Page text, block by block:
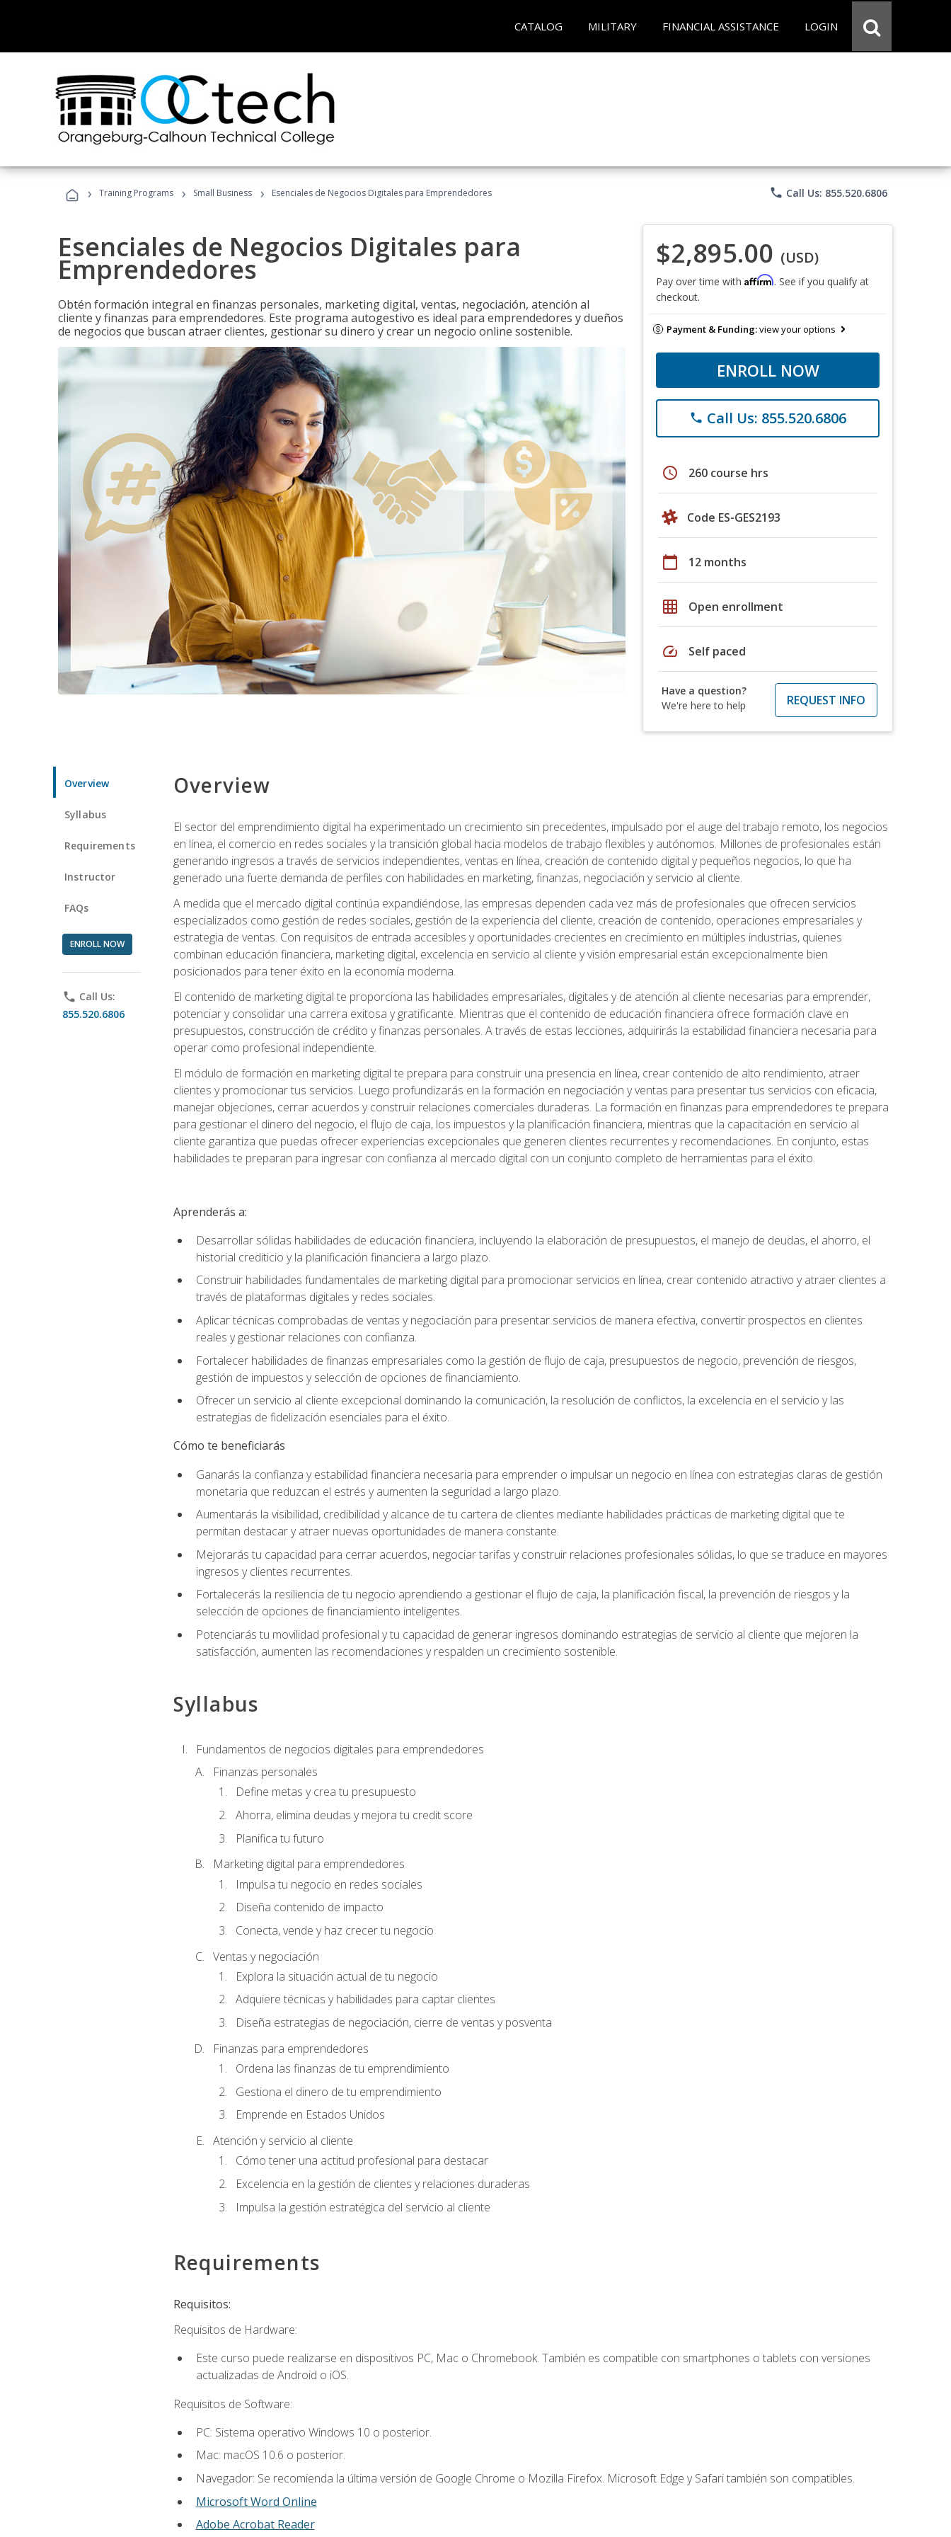
CATALOG MILITARY FINANCIAL ASSISTANCE LOGIN
› Training Programs › Small Business › Esenciales de Negocios Digitales para Emprendedores phone Call Us: 855.520.6806
Esenciales de Negocios Digitales para
Emprendedores
Obtén formación integral en finanzas personales, marketing digital, ventas, negociación, atención al
cliente y finanzas para emprendedores. Este programa autogestivo es ideal para emprendedores y dueños
de negocios que buscan atraer clientes, gestionar su dinero y crear un negocio online sostenible.
$2,895.00 (USD)
Pay over time with Affirm. See if you qualify at
checkout.
Payment & Funding:view your options
ENROLL NOW
phone Call Us: 855.520.6806
schedule 260 course hrs
Code ES-GES2193
calendar_today 12 months
grid_on Open enrollment
speed Self paced
Have a question?
We're here to help
REQUEST INFO
Overview
Syllabus
Requirements
Instructor
FAQs
ENROLL NOW
phone Call Us:
855.520.6806
Overview
El sector del emprendimiento digital ha experimentado un crecimiento sin precedentes, impulsado por el auge del trabajo remoto, los negocios
en línea, el comercio en redes sociales y la transición global hacia modelos de trabajo flexibles y autónomos. Millones de profesionales están
generando ingresos a través de servicios independientes, ventas en línea, creación de contenido digital y pequeños negocios, lo que ha
generado una fuerte demanda de perfiles con habilidades en marketing, finanzas, negociación y servicio al cliente.
A medida que el mercado digital continúa expandiéndose, las empresas dependen cada vez más de profesionales que ofrecen servicios
especializados como gestión de redes sociales, gestión de la experiencia del cliente, creación de contenido, operaciones empresariales y
estrategia de ventas. Con requisitos de entrada accesibles y oportunidades crecientes en crecimiento en múltiples industrias, quienes
combinan educación financiera, marketing digital, excelencia en servicio al cliente y visión empresarial están excepcionalmente bien
posicionados para tener éxito en la economía moderna.
El contenido de marketing digital te proporciona las habilidades empresariales, digitales y de atención al cliente necesarias para emprender,
potenciar y consolidar una carrera exitosa y gratificante. Mientras que el contenido de educación financiera ofrece formación clave en
presupuestos, construcción de crédito y finanzas personales. A través de estas lecciones, adquirirás la estabilidad financiera necesaria para
operar como profesional independiente.
El módulo de formación en marketing digital te prepara para construir una presencia en línea, crear contenido de alto rendimiento, atraer
clientes y promocionar tus servicios. Luego profundizarás en la formación en negociación y ventas para presentar tus servicios con eficacia,
manejar objeciones, cerrar acuerdos y construir relaciones comerciales duraderas. La formación en finanzas para emprendedores te prepara
para gestionar el dinero del negocio, el flujo de caja, los impuestos y la planificación financiera, mientras que la capacitación en servicio al
cliente garantiza que puedas ofrecer experiencias excepcionales que generen clientes recurrentes y recomendaciones. En conjunto, estas
habilidades te preparan para ingresar con confianza al mercado digital con un conjunto completo de herramientas para el éxito.
Aprenderás a:
Desarrollar sólidas habilidades de educación financiera, incluyendo la elaboración de presupuestos, el manejo de deudas, el ahorro, el
historial crediticio y la planificación financiera a largo plazo.
Construir habilidades fundamentales de marketing digital para promocionar servicios en línea, crear contenido atractivo y atraer clientes a
través de plataformas digitales y redes sociales.
Aplicar técnicas comprobadas de ventas y negociación para presentar servicios de manera efectiva, convertir prospectos en clientes
reales y gestionar relaciones con confianza.
Fortalecer habilidades de finanzas empresariales como la gestión de flujo de caja, presupuestos de negocio, prevención de riesgos,
gestión de impuestos y selección de opciones de financiamiento.
Ofrecer un servicio al cliente excepcional dominando la comunicación, la resolución de conflictos, la excelencia en el servicio y las
estrategias de fidelización esenciales para el éxito.
Cómo te beneficiarás
Ganarás la confianza y estabilidad financiera necesaria para emprender o impulsar un negocio en línea con estrategias claras de gestión
monetaria que reduzcan el estrés y aumenten la seguridad a largo plazo.
Aumentarás la visibilidad, credibilidad y alcance de tu cartera de clientes mediante habilidades prácticas de marketing digital que te
permitan destacar y atraer nuevas oportunidades de manera constante.
Mejorarás tu capacidad para cerrar acuerdos, negociar tarifas y construir relaciones profesionales sólidas, lo que se traduce en mayores
ingresos y clientes recurrentes.
Fortalecerás la resiliencia de tu negocio aprendiendo a gestionar el flujo de caja, la planificación fiscal, la prevención de riesgos y la
selección de opciones de financiamiento inteligentes.
Potenciarás tu movilidad profesional y tu capacidad de generar ingresos dominando estrategias de servicio al cliente que mejoren la
satisfacción, aumenten las recomendaciones y respalden un crecimiento sostenible.
Syllabus
Fundamentos de negocios digitales para emprendedores
Finanzas personales
Define metas y crea tu presupuesto
Ahorra, elimina deudas y mejora tu credit score
Planifica tu futuro
Marketing digital para emprendedores
Impulsa tu negocio en redes sociales
Diseña contenido de impacto
Conecta, vende y haz crecer tu negocio
Ventas y negociación
Explora la situación actual de tu negocio
Adquiere técnicas y habilidades para captar clientes
Diseña estrategias de negociación, cierre de ventas y posventa
Finanzas para emprendedores
Ordena las finanzas de tu emprendimiento
Gestiona el dinero de tu emprendimiento
Emprende en Estados Unidos
Atención y servicio al cliente
Cómo tener una actitud profesional para destacar
Excelencia en la gestión de clientes y relaciones duraderas
Impulsa la gestión estratégica del servicio al cliente
Requirements
Requisitos:
Requisitos de Hardware:
Este curso puede realizarse en dispositivos PC, Mac o Chromebook. También es compatible con smartphones o tablets con versiones
actualizadas de Android o iOS.
Requisitos de Software:
PC: Sistema operativo Windows 10 o posterior.
Mac: macOS 10.6 o posterior.
Navegador: Se recomienda la última versión de Google Chrome o Mozilla Firefox. Microsoft Edge y Safari también son compatibles.
Microsoft Word Online
Adobe Acrobat Reader